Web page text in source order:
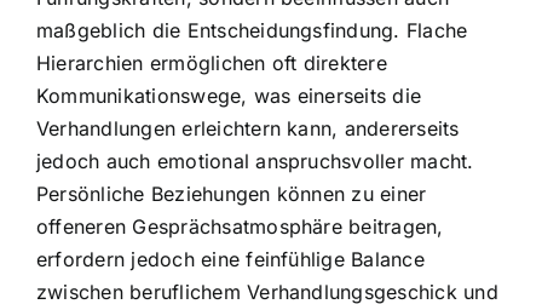
maßgeblich die Entscheidungsfindung. Flache
Hierarchien ermöglichen oft direktere
Kommunikationswege, was einerseits die
Verhandlungen erleichtern kann, andererseits
jedoch auch emotional anspruchsvoller macht.
Persönliche Beziehungen können zu einer
offeneren Gesprächsatmosphäre beitragen,
erfordern jedoch eine feinfühlige Balance
zwischen beruflichem Verhandlungsgeschick und